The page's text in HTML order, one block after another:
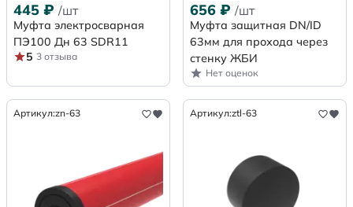
445 ₽ /шт
Муфта электросварная
ПЭ100 Дн 63 SDR11
5 3 отзыва
656 ₽ /шт
Муфта защитная DN/ID
63мм для прохода через
стенку ЖБИ
Нет оценок
Артикул:zn-63 Артикул:ztl-63